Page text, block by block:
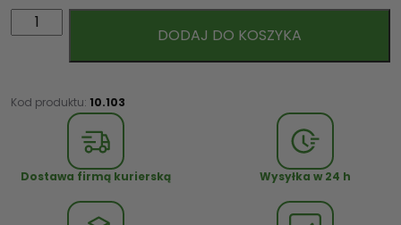
l
ć
DODAJ DO KOSZYKA
Kod produktu: 10.103
Dostawa firmą kurierską Wysyłka w 24 h